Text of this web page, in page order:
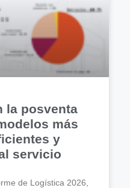
la posventa
más
y
servicio
de Logística 2026,